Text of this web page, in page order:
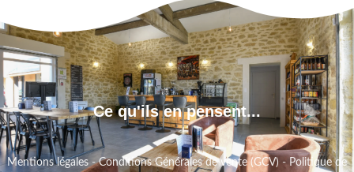
Ce qu'ils en pensent...
Mentions légales-Conditions Générales de vente (GCV) - Politique de